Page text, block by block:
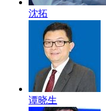
沈拓
谭晓生